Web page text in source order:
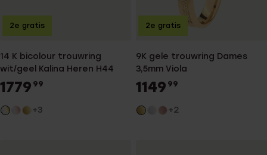
14 K bicolour trouwring
wit/geel Kalina Heren H44
1779 99
+3
2e gratis
9K gele trouwring Dames
3,5mm Viola
1149 99
+2
2e gratis